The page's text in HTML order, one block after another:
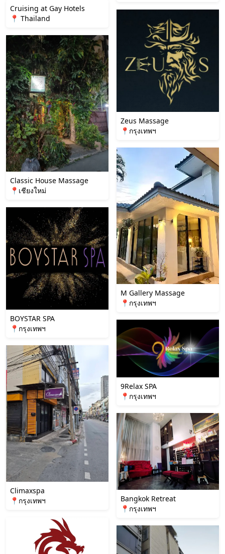
Cruising at Gay Hotels
📍 Thailand
Classic House Massage
📍เชียงใหม่
BOYSTAR SPA
📍กรุงเทพฯ
Climaxspa
📍กรุงเทพฯ
Zeus Massage
📍กรุงเทพฯ
M Gallery Massage
📍กรุงเทพฯ
9Relax SPA
📍กรุงเทพฯ
Bangkok Retreat
📍กรุงเทพฯ